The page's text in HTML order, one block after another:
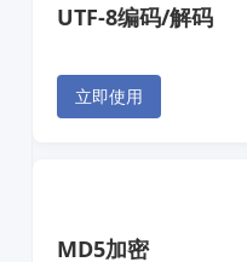
UTF-8编码/解码
立即使用
MD5加密